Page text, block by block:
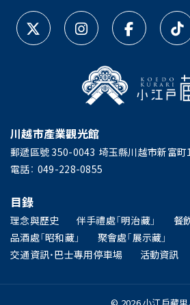
川越市產業觀光館
郵遞區號 350-0043 埼玉縣川越市新富
電話： 049-228-0855
目錄
理念與歷史 伴手禮處「明治藏」
餐
品酒處「昭和藏」
聚會處「展示藏」
交通資訊・巴士專用停車場
活動資訊